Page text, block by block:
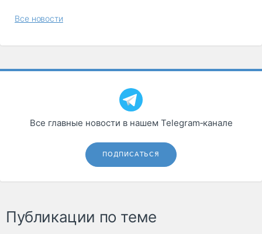
Все новости
Все главные новости в нашем Telegram‑канале
ПОДПИСАТЬСЯ
Публикации по теме